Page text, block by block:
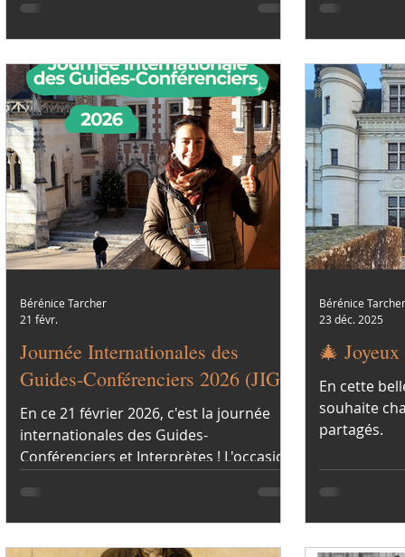
fièrement. Les silhouettes sont
L'occasion de pouvoir comparer le
changement opéré.
interruption
XVIIᵉ siècle.
il est aussi
château de
Journée Internationales des
Guides-Conférenciers 2026 (JIG)
En ce 21 février 2026, c'est la journée
internationales des Guides-
Conférenciers et Interprètes ! L'occasion
mon métier de guide.
Bérénice Tarcher
21 févr.
🎄
En cette
souhaite
partagés.
Bérénice Tarcher
23 déc. 2025